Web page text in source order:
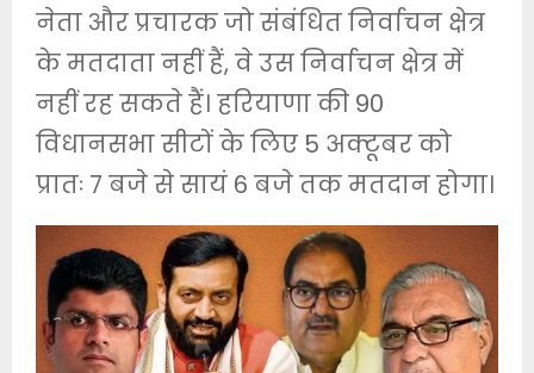
नेता और प्रचारक जो संबंधित निर्वाचन क्षेत्र
के मतदाता नहीं हैं, वे उस निर्वाचन क्षेत्र में
नहीं रह सकते हैं। हरियाणा की 90
विधानसभा सीटों के लिए 5 अक्टूबर को
प्रातः 7 बजे से सायं 6 बजे तक मतदान होगा।